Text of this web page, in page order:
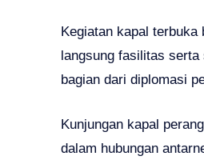
Kegiatan kapal
langsung fasilitas
bagian dari diplomasi
Kunjungan kapal
dalam hubungan